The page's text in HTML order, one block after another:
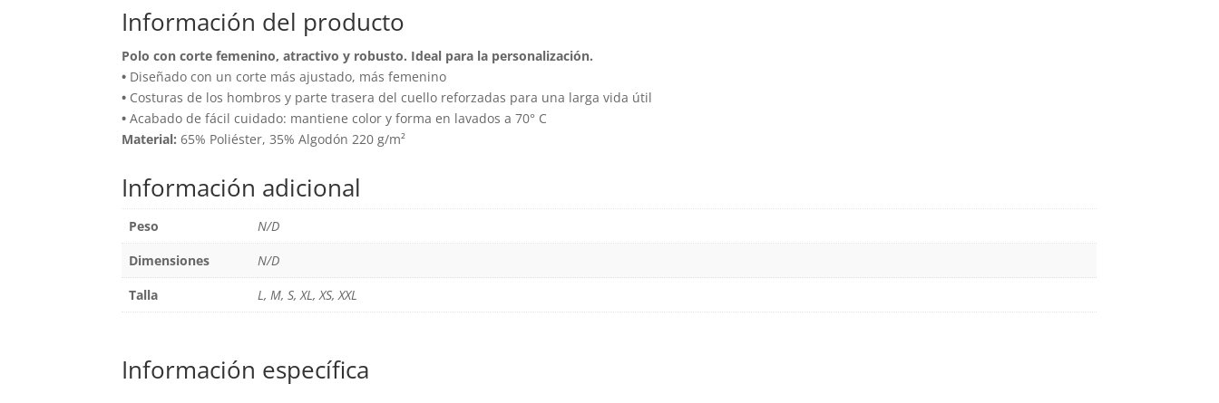
variantes.
opciones
se
pueden
elegir
la
página
página
producto
Información del producto
Polo con corte femenino, atractivo y robusto. Ideal para la personalización.
• Diseñado con un corte más ajustado, más femenino
• Costuras de los hombros y parte trasera del cuello reforzadas para una larga vida útil
• Acabado de fácil cuidado: mantiene color y forma en lavados a 70° C
Material:65% Poliéster, 35% Algodón 220 g/m²
Información adicional
Peso
N/D
Dimensiones
N/D
Talla
L, M, S, XL, XS, XXL
Información específica